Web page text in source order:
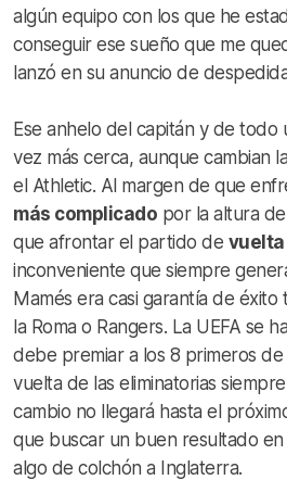
algún equipo con los que he
conseguir ese sueño que me
lanzó en su anuncio de
Ese anhelo del capitán y de todo
vez más cerca, aunque cambian
el Athletic. Al margen de que
más complicado por la altura
que afrontar el partido de vuelta
inconveniente que siempre
Mamés era casi garantía de éxito
la Roma o Rangers. La UEFA se
debe premiar a los 8 primeros
vuelta de las eliminatorias
cambio no llegará hasta el
que buscar un buen resultado en
algo de colchón a Inglaterra.